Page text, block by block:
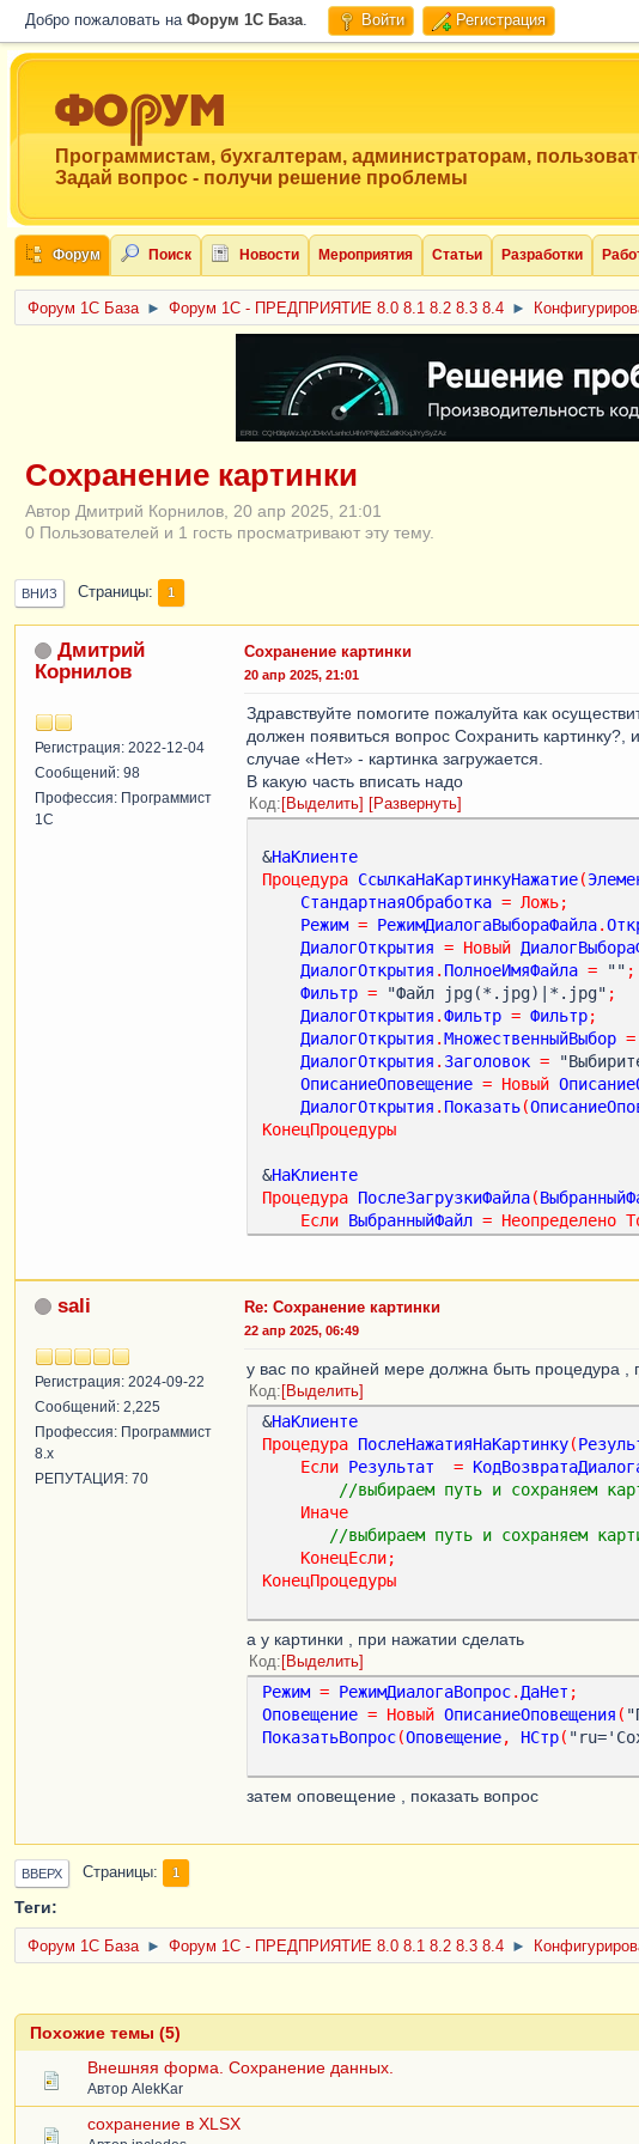
Добро пожаловать на Форум 1C База. Войти Регистрация
Программистам, бухгалтерам, администраторам,
Задай вопрос - получи решение проблемы
Форум Поиск Новости Мероприятия Статьи Разработки
Форум 1C База ► Форум 1С - ПРЕДПРИЯТИЕ 8.0 8.1 8.2 8.3 8.4 ►
ERID: CQH36pWzJqVJD4xVLsnhcU4hVPNjkBZe8KKxjJiYySyZAz
Сохранение картинки
Автор Дмитрий Корнилов, 20 апр 2025, 21:01
0 Пользователей и 1 гость просматривают эту тему.
ВНИЗ Страницы 1
Дмитрий
Корнилов
Регистрация: 2022-12-04
Сообщений: 98
Профессия: Программист
1С
Сохранение картинки
20 апр 2025, 21:01
Здравствуйте помогите пожалуйта как
должен появиться вопрос Сохранить картинку?,
случае «Нет» - картинка загружается.
В какую часть вписать надо
Код Выделить Развернуть
&НаКлиенте
Процедура СсылкаНаКартинкуНажатие(
СтандартнаяОбработка = Ложь;
Режим = РежимДиалогаВыбораФайла.
ДиалогОткрытия = Новый
ДиалогОткрытия . ПолноеИмяФайла = "" ;
Фильтр = "Файл jpg(*.jpg)|*.jpg" ;
ДиалогОткрытия .Фильтр = Фильтр;
ДиалогОткрытия .МножественныйВыбор =
ДиалогОткрытия . Заголовок =
ОписаниеОповещение = Новый
ДиалогОткрытия . Показать(
КонецПроцедуры
&НаКлиенте
Процедура ПослеЗагрузкиФайла(
Если ВыбранныйФайл = Неопределено
Возврат;
ОписаниеОповещения = Новый
НачатьПомещениеФайла
КонецПроцедуры
&НаКлиенте
Процедура ПослеПомещенияФайла(Результат
Если Не
Возврат;
КонецЕсли;
СсылкаНаКартинку = Адрес;
Модифицированность
КонецПроцедуры
&НаСервере
ФайлКартинки
=
ТекущийОбъект.Картинка = Новый
УдалитьИзВременногоХранилища
СсылкаНаКартинку =
КонецЕсли
НаСервере
sali
Регистрация: 2024-09-22
Сообщений: 2,225
Профессия: Программист
8.x
РЕПУТАЦИЯ: 70
Re: Сохранение картинки
22 апр 2025, 06:49
у вас по крайней мере должна быть процедура ,
Код Выделить
&НаКлиенте
Процедура ПослеНажатияНаКартинку(
Если Результат =
//выбираем путь и сохраняем
Иначе
//выбираем путь и сохраняем
КонецЕсли;
КонецПроцедуры
а у картинки , при нажатии сделать
Код Выделить
Режим = РежимДиалогаВопрос. ДаНет ;
Оповещение = Новый ОписаниеОповещения (
ПоказатьВопрос(Оповещение, НСтр(
затем оповещение , показать вопрос
ВВЕРХ Страницы 1
Теги:
Форум 1C База ► Форум 1С - ПРЕДПРИЯТИЕ 8.0 8.1 8.2 8.3 8.4 ►
Похожие темы (5)
Внешняя форма. Сохранение данных.
Автор AlekKar
сохранение в XLSX